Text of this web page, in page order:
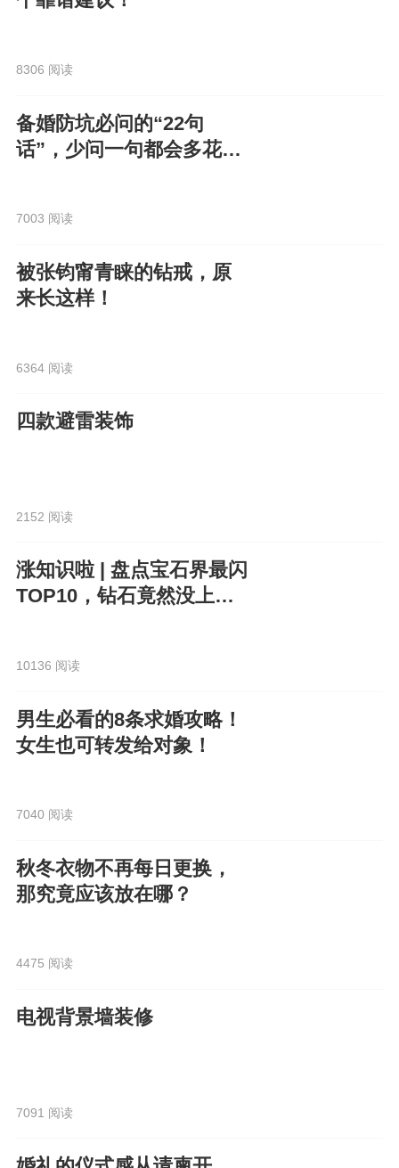
8306 阅读
备婚防坑必问的“22句
话”，少问一句都会多花
7003 阅读
被张钧甯青睐的钻戒，原
来长这样！
6364 阅读
四款避雷装饰
2152 阅读
涨知识啦 | 盘点宝石界最闪
TOP10，钻石竟然没上
10136 阅读
男生必看的8条求婚攻略！
女生也可转发给对象！
7040 阅读
秋冬衣物不再每日更换，
那究竟应该放在哪？
4475 阅读
电视背景墙装修
7091 阅读